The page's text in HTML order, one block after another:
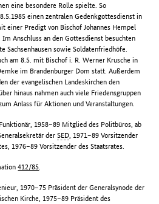
eine besondere Rolle spielte. So
einen zentralen Gedenkgottesdienst in
einer Predigt von Bischof Johannes Hempel
Anschluss an den Gottesdienst besuchten
Sachsenhausen sowie Soldatenfriedhöfe.
am 8.5. mit Bischof i. R. Werner Krusche in
im Brandenburger Dom statt. Außerdem
der evangelischen Landeskirchen den
hinaus nahmen auch viele Friedensgruppen
Anlass für Aktionen und Veranstaltungen.
1958–89 Mitglied des Politbüros, ab
derSED, 1971–89 Vorsitzender
1976–89 Vorsitzender des Staatsrates.
412/85.
1970–75 Präsident der Generalsynode der
Kirche, 1975–89 Präsident des